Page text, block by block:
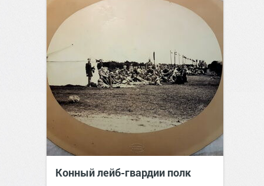
Конный лейб-гвардии полк